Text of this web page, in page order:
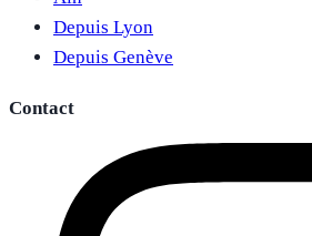
Depuis Lyon
Depuis Genève
Contact